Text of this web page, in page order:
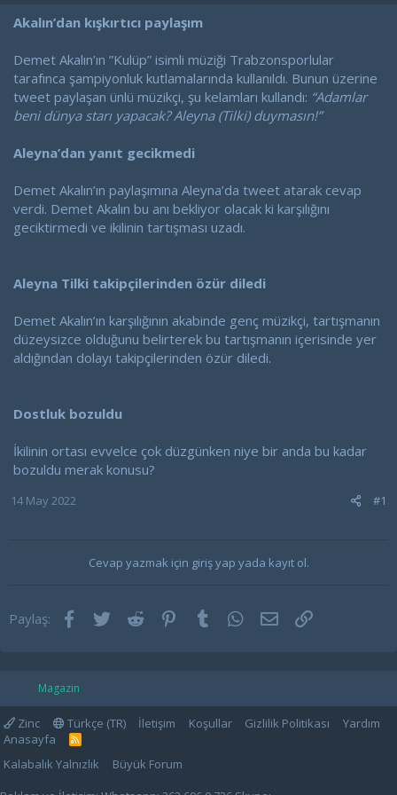
t
r
Akalın’dan kışkırtıcı paylaşım
Demet Akalın’ın ”Kulüp” isimli müziği Trabzonsporlular
tarafınca şampiyonluk kutlamalarında kullanıldı. Bunun üzerine
tweet paylaşan ünlü müzikçi, şu kelamları kullandı: “Adamlar
beni dünya starı yapacak? Aleyna (Tilki) duymasın!”
Aleyna’dan yanıt gecikmedi
Demet Akalın’ın paylaşımına Aleyna’da tweet atarak cevap
verdi. Demet Akalın bu anı bekliyor olacak ki karşılığını
geciktirmedi ve ikilinin tartışması uzadı.
Aleyna Tilki takipçilerinden özür diledi
Demet Akalın’ın karşılığının akabinde genç müzikçi, tartışmanın
düzeysizce olduğunu belirterek bu tartışmanın içerisinde yer
aldığından dolayı takipçilerinden özür diledi.
Dostluk bozuldu
İkilinin ortası evvelce çok düzgünken niye bir anda bu kadar
bozuldu merak konusu?
#1
14 May 2022
Cevap yazmak için giriş yap yada kayıt ol.
Paylaş: Facebook
Twitter Reddit Pinterest
Tumblr WhatsApp
E-postaLink
Magazin
Zinc Türkçe (TR) İletişim Koşullar Gizlilik Politikası
Yardım
Anasayfa
R
S
Kalabalık Yalnızlık
Büyük Forum